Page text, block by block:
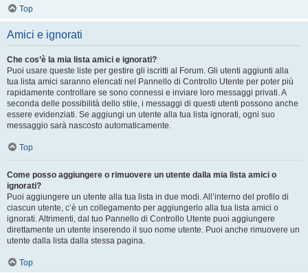
Top
Amici e ignorati
Che cos’è la mia lista amici e ignorati?
Puoi usare queste liste per gestire gli iscritti al Forum. Gli utenti aggiunti alla
tua lista amici saranno elencati nel Pannello di Controllo Utente per poter più
rapidamente controllare se sono connessi e inviare loro messaggi privati. A
seconda delle possibilità dello stile, i messaggi di questi utenti possono anche
essere evidenziati. Se aggiungi un utente alla tua lista ignorati, ogni suo
messaggio sarà nascosto automaticamente.
Top
Come posso aggiungere o rimuovere un utente dalla mia lista amici o
ignorati?
Puoi aggiungere un utente alla tua lista in due modi. All’interno del profilo di
ciascun utente, c’è un collegamento per aggiungerlo alla tua lista amici o
ignorati. Altrimenti, dal tuo Pannello di Controllo Utente puoi aggiungere
direttamente un utente inserendo il suo nome utente. Puoi anche rimuovere un
utente dalla lista dalla stessa pagina.
Top